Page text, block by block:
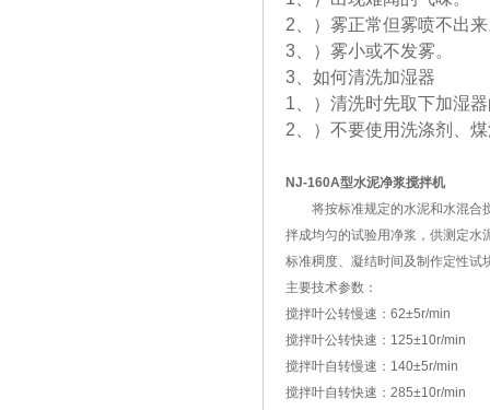
2、）雾正常但雾喷不出
3、）雾小或不发雾。
3、如何清洗加湿器
1、）清洗时先取下加湿
2、）不要使用洗涤剂、
NJ-160A型水泥净浆搅拌机
将按标准规定的水泥和水混合
拌成均匀的试验用净浆，供测定水
标准稠度、凝结时间及制作定性试
主要技术参数：
搅拌叶公转慢速：62±5r/min
搅拌叶公转快速：125±10r/min
搅拌叶自转慢速：140±5r/min
搅拌叶自转快速：285±10r/min